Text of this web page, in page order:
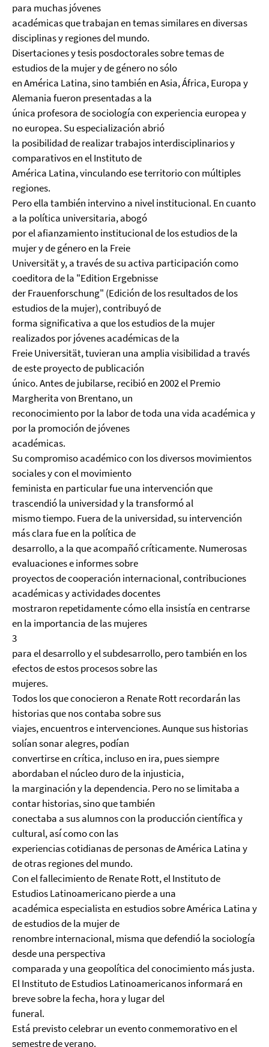
para muchas jóvenes
académicas que trabajan en temas similares en diversas
disciplinas y regiones del mundo.
Disertaciones y tesis posdoctorales sobre temas de
estudios de la mujer y de género no sólo
en América Latina, sino también en Asia, África, Europa y
Alemania fueron presentadas a la
única profesora de sociología con experiencia europea y
no europea. Su especialización abrió
la posibilidad de realizar trabajos interdisciplinarios y
comparativos en el Instituto de
América Latina, vinculando ese territorio con múltiples
regiones.
Pero ella también intervino a nivel institucional. En cuanto
a la política universitaria, abogó
por el afianzamiento institucional de los estudios de la
mujer y de género en la Freie
Universität y, a través de su activa participación como
coeditora de la "Edition Ergebnisse
der Frauenforschung" (Edición de los resultados de los
estudios de la mujer), contribuyó de
forma significativa a que los estudios de la mujer
realizados por jóvenes académicas de la
Freie Universität, tuvieran una amplia visibilidad a través
de este proyecto de publicación
único. Antes de jubilarse, recibió en 2002 el Premio
Margherita von Brentano, un
reconocimiento por la labor de toda una vida académica y
por la promoción de jóvenes
académicas.
Su compromiso académico con los diversos movimientos
sociales y con el movimiento
feminista en particular fue una intervención que
trascendió la universidad y la transformó al
mismo tiempo. Fuera de la universidad, su intervención
más clara fue en la política de
desarrollo, a la que acompañó críticamente. Numerosas
evaluaciones e informes sobre
proyectos de cooperación internacional, contribuciones
académicas y actividades docentes
mostraron repetidamente cómo ella insistía en centrarse
en la importancia de las mujeres
3
para el desarrollo y el subdesarrollo, pero también en los
efectos de estos procesos sobre las
mujeres.
Todos los que conocieron a Renate Rott recordarán las
historias que nos contaba sobre sus
viajes, encuentros e intervenciones. Aunque sus historias
solían sonar alegres, podían
convertirse en crítica, incluso en ira, pues siempre
abordaban el núcleo duro de la injusticia,
la marginación y la dependencia. Pero no se limitaba a
contar historias, sino que también
conectaba a sus alumnos con la producción científica y
cultural, así como con las
experiencias cotidianas de personas de América Latina y
de otras regiones del mundo.
Con el fallecimiento de Renate Rott, el Instituto de
Estudios Latinoamericano pierde a una
académica especialista en estudios sobre América Latina y
de estudios de la mujer de
renombre internacional, misma que defendió la sociología
desde una perspectiva
comparada y una geopolítica del conocimiento más justa.
El Instituto de Estudios Latinoamericanos informará en
breve sobre la fecha, hora y lugar del
funeral.
Está previsto celebrar un evento conmemorativo en el
semestre de verano.